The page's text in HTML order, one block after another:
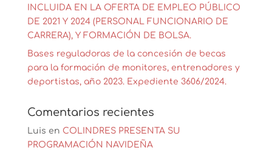
INCLUIDA EN LA OFERTA DE EMPLEO PÚBLICO
DE 2021 Y 2024 (PERSONAL FUNCIONARIO DE
CARRERA), Y FORMACIÓN DE BOLSA.
Bases reguladoras de la concesión de becas
para la formación de monitores, entrenadores y
deportistas, año 2023. Expediente 3606/2024.
Comentarios recientes
Luis en COLINDRES PRESENTA SU
PROGRAMACIÓN NAVIDEÑA